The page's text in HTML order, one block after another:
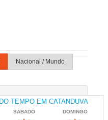
Nacional / Mundo